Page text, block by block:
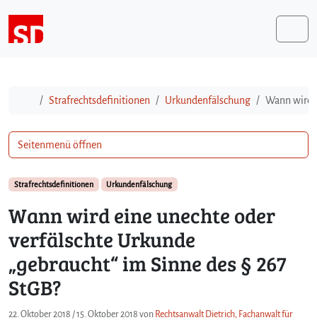
StartStrafrechtsdefinitionen Urkundenfälschung Wann wird
Strafrechtsdefinitionen Urkundenfälschung
Wann wird eine unechte oder
verfälschte Urkunde
„gebraucht“ im Sinne des § 267
StGB?
22. Oktober 2018 /15. Oktober 2018 von Rechtsanwalt Dietrich, Fachanwalt für
Seitenmenü öffnen